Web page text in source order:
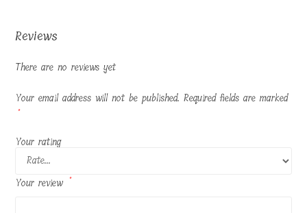
Reviews
There are no reviews yet
Your email address will not be published. Required fields are marked
*
Your rating
Your review *